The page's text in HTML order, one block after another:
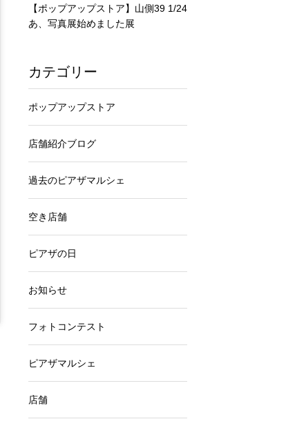
【ポップアップストア】山側39 1/24
あ、写真展始めました展
カテゴリー
ポップアップストア
店舗紹介ブログ
過去のピアザマルシェ
空き店舗
ピアザの日
お知らせ
フォトコンテスト
ピアザマルシェ
店舗